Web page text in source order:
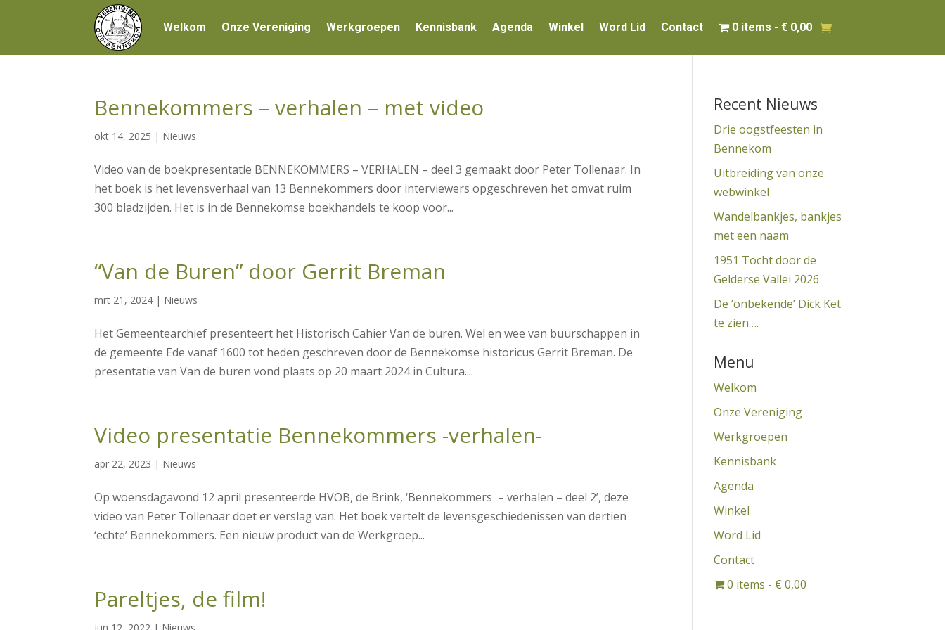
Welkom Onze Vereniging Werkgroepen Kennisbank Agenda Winkel Word Lid Contact 0 items € 0,00
Bennekommers – verhalen – met video
okt 14, 2025 | Nieuws
Video van de boekpresentatie BENNEKOMMERS – VERHALEN – deel 3 gemaakt door Peter Tollenaar. In
het boek is het levensverhaal van 13 Bennekommers door interviewers opgeschreven het omvat ruim
300 bladzijden. Het is in de Bennekomse boekhandels te koop voor...
“Van de Buren” door Gerrit Breman
mrt 21, 2024 | Nieuws
Het Gemeentearchief presenteert het Historisch Cahier Van de buren. Wel en wee van buurschappen in
de gemeente Ede vanaf 1600 tot heden geschreven door de Bennekomse historicus Gerrit Breman. De
presentatie van Van de buren vond plaats op 20 maart 2024 in Cultura....
Video presentatie Bennekommers -verhalen-
apr 22, 2023 | Nieuws
Op woensdagavond 12 april presenteerde HVOB, de Brink, ‘Bennekommers – verhalen – deel 2’, deze
video van Peter Tollenaar doet er verslag van. Het boek vertelt de levensgeschiedenissen van dertien
‘echte’ Bennekommers. Een nieuw product van de Werkgroep...
Pareltjes, de film!
Recent Nieuws
Drie oogstfeesten in
Bennekom
Uitbreiding van onze
webwinkel
Wandelbankjes, bankjes
met een naam
1951 Tocht door de
Gelderse Vallei 2026
De ‘onbekende’ Dick Ket
te zien….
Menu
Welkom
Onze Vereniging
Werkgroepen
Kennisbank
Agenda
Winkel
Word Lid
Contact
0 items
€ 0,00